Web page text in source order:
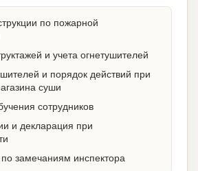
по пожарной
и учета огнетушителей
и порядок действий при
суши
сотрудников
и декларация при
по замечаниям инспектора